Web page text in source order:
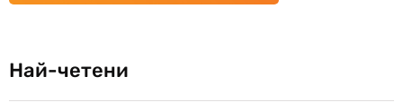
Най-четени